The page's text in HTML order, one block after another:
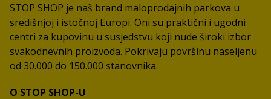
STOP SHOP je naš brand maloprodajnih parkova u
središnjoj i istočnoj Europi. Oni su praktični i ugodni
centri za kupovinu u susjedstvu koji nude široki izbor
svakodnevnih proizvoda. Pokrivaju površinu naseljenu
od 30.000 do 150.000 stanovnika.
O STOP SHOP-U